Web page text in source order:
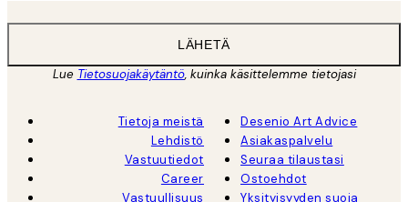
LÄHETÄ
Lue Tietosuojakäytäntö, kuinka käsittelemme tietojasi
Tietoja meistä
Lehdistö
Vastuutiedot
Career
Vastuullisuus
Desenio Art Advice
Asiakaspalvelu
Seuraa tilaustasi
Ostoehdot
Yksityisyyden suoja